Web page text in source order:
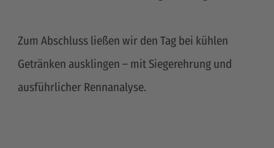
Zum Abschluss ließen wir den Tag bei kühlen
Getränken ausklingen – mit Siegerehrung und
ausführlicher Rennanalyse.